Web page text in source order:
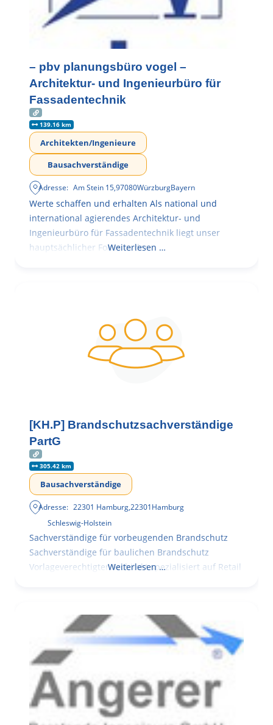
– pbv planungsbüro vogel –
Architektur- und Ingenieurbüro für
Fassadentechnik
139.16 km
Architekten/Ingenieure
Bausachverständige
Adresse: Am Stein 15,97080WürzburgBayern
Werte schaffen und erhalten Als national und
international agierendes Architektur- und
Ingenieurbüro für Fassadentechnik liegt unser
hauptsächlicher Fokus in der
Weiterlesen …
[KH.P] Brandschutzsachverständige
PartG
305.42 km
Bausachverständige
Adresse: 22301 Hamburg,22301Hamburg
Schleswig-Holstein
Sachverständige für vorbeugenden Brandschutz
Sachverständige für baulichen Brandschutz
Vorlageverechtigter Architekt spezialisiert auf Retail
Weiterlesen …